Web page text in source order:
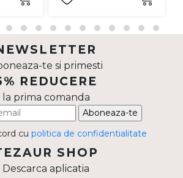
te si primesti
REDUCERE
la prima comanda
Aboneaza-te
cu politica de confidentialitate
SHOP
Descarca aplicatia